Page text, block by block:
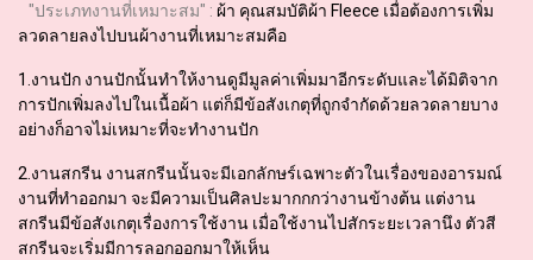
"ประเภทงานที่เหมาะสม" : ผ้า คุณสมบัติผ้า Fleece เมื่อต้องการเพิ่ม
ลวดลายลงไปบนผ้างานที่เหมาะสมคือ
1.งานปัก งานปักนั้นทำให้งานดูมีมูลค่าเพิ่มมาอีกระดับและได้มิติจาก
การปักเพิ่มลงไปในเนื้อผ้า แต่ก็มีข้อสังเกตุที่ถูกจำกัดด้วยลวดลายบาง
อย่างก็อาจไม่เหมาะที่จะทำงานปัก
2.งานสกรีน งานสกรีนนั้นจะมีเอกลักษร์เฉพาะตัวในเรื่องของอารมณ์
งานที่ทำออกมา จะมีความเป็นศิลปะมากกกว่างานข้างต้น แต่งาน
สกรีนมีข้อสังเกตุเรื่องการใช้งาน เมื่อใช้งานไปสักระยะเวลานึง ตัวสี
สกรีนจะเริ่มมีการลอกออกมาให้เห็น